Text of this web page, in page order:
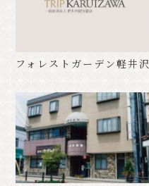
フォレストガーデン軽井沢